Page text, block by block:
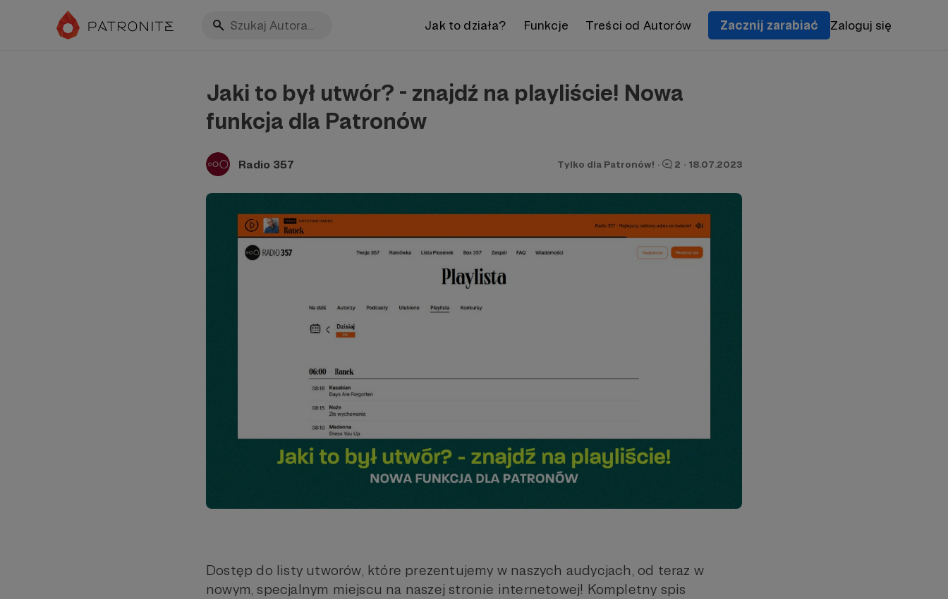
Jak to działa? Funkcje Treści od Autorów Zacznij zarabiać Zaloguj się
Jaki to był utwór? - znajdź na playliście! Nowa
funkcja dla Patronów
Radio 357 Tylko dla Patronów! · 2 · 18.07.2023
Dostęp do listy utworów, które prezentujemy w naszych audycjach, od teraz w
nowym, specjalnym miejscu na naszej stronie internetowej! Kompletny spis